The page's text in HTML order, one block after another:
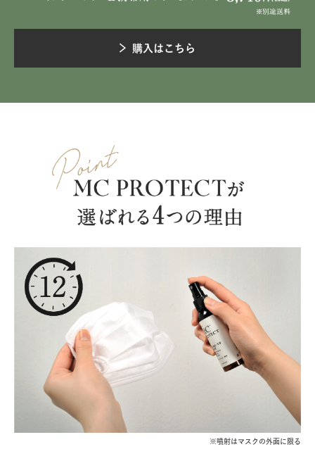
購入はこちら
※噴射はマスクの外面に限る